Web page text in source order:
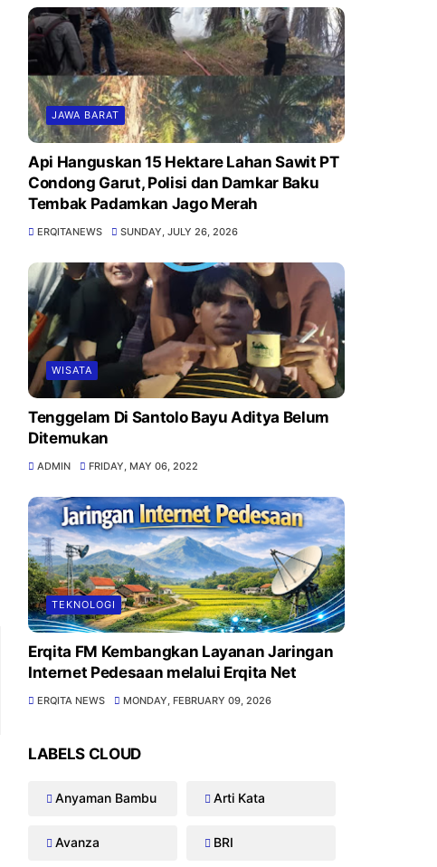
JAWA BARAT
Api Hanguskan 15 Hektare Lahan Sawit PT
Condong Garut, Polisi dan Damkar Baku
Tembak Padamkan Jago Merah
ERQITANEWS SUNDAY, JULY 26, 2026
WISATA
Tenggelam Di Santolo Bayu Aditya Belum
Ditemukan
ADMIN FRIDAY, MAY 06, 2022
TEKNOLOGI
Erqita FM Kembangkan Layanan Jaringan
Internet Pedesaan melalui Erqita Net
ERQITA NEWS MONDAY, FEBRUARY 09, 2026
LABELS CLOUD
Anyaman Bambu Arti Kata
Avanza BRI